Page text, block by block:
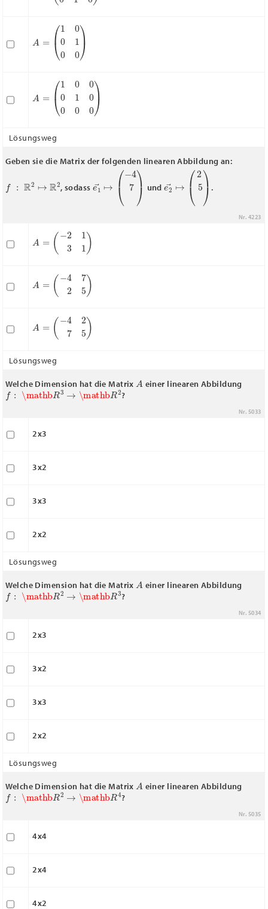
A 0 0 00 )
A1 0 10 0 )
Lösungsweg
Geben sie die Matrix der folgenden linearen Abbildung an:
f: ↦R , sodass e1 ↦ −4 7 unde2 ↦ 2 5 .
Nr. 4223
A 2131
A 4725
A 4275
Lösungsweg
Welche Dimension hat die Matrix A einer linearen Abbildung
f:\mathbR3→\mathbR2 ?
Nr. 5033
2x3
3x2
3x3
2x2
Lösungsweg
Welche Dimension hat die Matrix A einer linearen Abbildung
f:\mathbR2→\mathbR3 ?
Nr. 5034
2x3
3x2
3x3
2x2
Lösungsweg
Welche Dimension hat die Matrix A einer linearen Abbildung
f:\mathbR2→\mathbR4 ?
Nr. 5035
4x4
2x4
4x2